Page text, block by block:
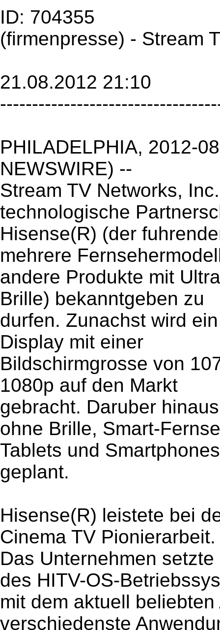
ID: 704355
(firmenpresse) - Stream
21.08.2012 21:10
PHILADELPHIA, 2012-
NEWSWIRE) --
Stream TV Networks,
technologische
Hisense(R) (der
mehrere
andere Produkte mit
Brille) bekanntgeben zu
durfen. Zunachst wird
Display mit einer
Bildschirmgrosse von
1080p auf den Markt
gebracht. Daruber
ohne Brille, Smart-
Tablets und
geplant.
Hisense(R) leistete bei
Cinema TV Pionierarbeit.
Das Unternehmen
des HITV-OS-
mit dem aktuell
verschiedenste